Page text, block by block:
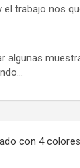
trabajo nos
algunas
con 4